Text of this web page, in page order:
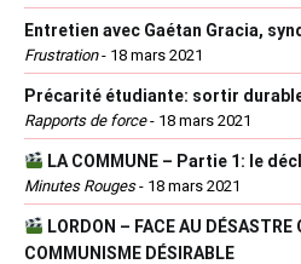
Entretien avec Gaétan Gracia,
Frustration- 18 mars 2021
Précarité étudiante: sortir
Rapports de force- 18 mars 2021
LA COMMUNE – Partie 1: le
Minutes Rouges- 18 mars 2021
LORDON – FACE AU DÉSASTRE
COMMUNISME DÉSIRABLE